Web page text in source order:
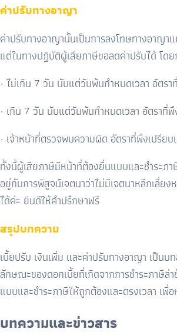
ค่าปรับทางอาญา
ค่าปรับทางอาญานั้นเป็นการลงโทษทางอาญ
แต่ในทางปฏิบัติผู้เสียภาษีขอลดค่าปรับได้ โด
· ไม่เกิน 7 วัน นับแต่วันพ้นกำหนดเวลา อัตร
· เกิน 7 วัน นับแต่วันพ้นกำหนดเวลา อัตราที่
· เจ้าหน้าที่ตรวจพบความผิด อัตราที่พึงเปรีย
ทั้งนี้ผู้เสียภาษีมีหน้าที่ต้องยื่นแบบและชำระภ
อยู่กับการพิสูจน์เจตนาว่าไม่มีเจตนาหลีกเลี่ย
ได้ค่ะ ยินดีให้คำปรึกษาฟรี
สรุปบทความ
เบี้ยปรับ เงินเพิ่ม และค่าปรับทางอาญา เป็น
ลักษณะของดอกเบี้ยที่เกิดจากการชำระภาษีล่
แบบและชำระภาษีให้ถูกต้องและตรงเวลา เพื่
บทความและข่าวสาร